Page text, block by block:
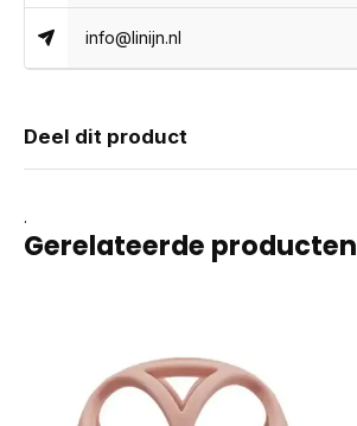
info@linijn.nl
Deel dit product
.
Gerelateerde producten